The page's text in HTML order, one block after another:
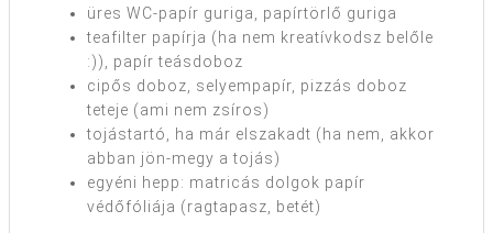
üres WC-papír guriga, papírtörlő guriga
teafilter papírja (ha nem kreatívkodsz belőle
:)), papír teásdoboz
cipős doboz, selyempapír, pizzás doboz
teteje (ami nem zsíros)
tojástartó, ha már elszakadt (ha nem, akkor
abban jön-megy a tojás)
egyéni hepp: matricás dolgok papír
védőfóliája (ragtapasz, betét)